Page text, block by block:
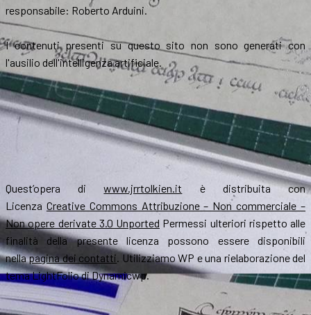
responsabile: Roberto Arduini.
I contenuti presenti su questo sito non sono generati con
l'ausilio dell'intelligenza artificiale.
Quest’opera diwww.jrrtolkien.it è distribuita con
Licenza Creative Commons Attribuzione – Non commerciale –
Non opere derivate 3.0 Unported Permessi ulteriori rispetto alle
finalità della presente licenza possono essere disponibili
nellapagina dei contatti. Utilizziamo WP e una rielaborazione del
tema LightFolio di Dynamicwp.